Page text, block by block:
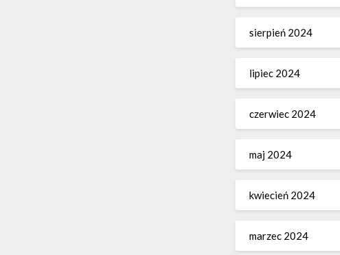
sierpień 2024
lipiec 2024
czerwiec 2024
maj 2024
kwiecień 2024
marzec 2024